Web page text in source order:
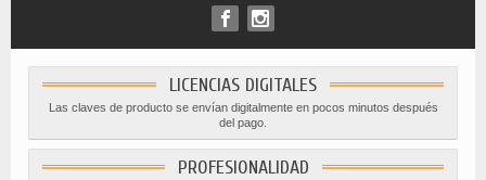
LICENCIAS DIGITALES
Las claves de producto se envían digitalmente en pocos minutos después
del pago.
PROFESIONALIDAD